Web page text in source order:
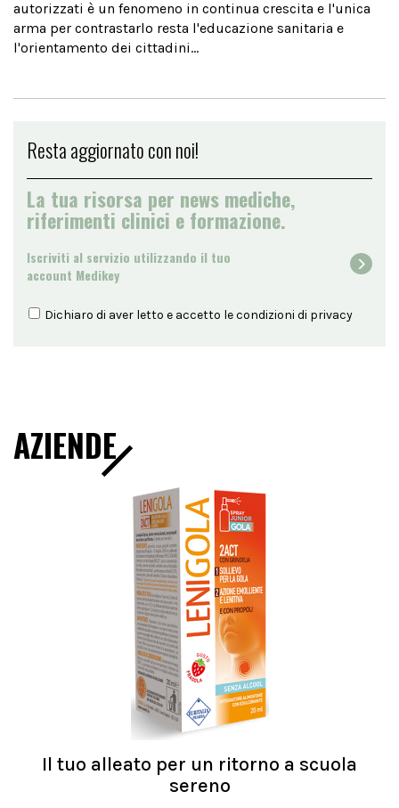
autorizzati è un fenomeno in continua crescita e l'unica
arma per contrastarlo resta l'educazione sanitaria e
l'orientamento dei cittadini...
Resta aggiornato con noi!
La tua risorsa per news mediche,
riferimenti clinici e formazione.
Iscriviti al servizio utilizzando il tuo
account Medikey
Dichiaro di aver letto e accetto le condizioni di privacy
AZIENDE
Il tuo alleato per un ritorno a scuola
sereno